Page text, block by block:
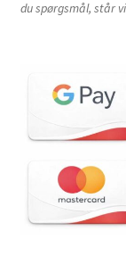
du spørgsmål, står